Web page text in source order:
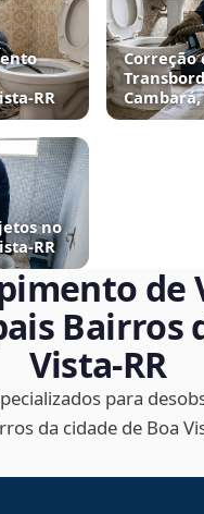
Correção
Cambará,
no
de
Bairros
Vista‑RR
para
da cidade de Boa